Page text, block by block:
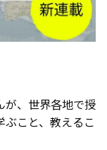
が、世界各地で授
こと、教えるこ